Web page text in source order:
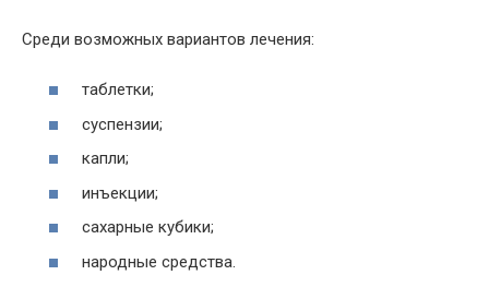
Среди возможных вариантов лечения:
таблетки;
суспензии;
капли;
инъекции;
сахарные кубики;
народные средства.